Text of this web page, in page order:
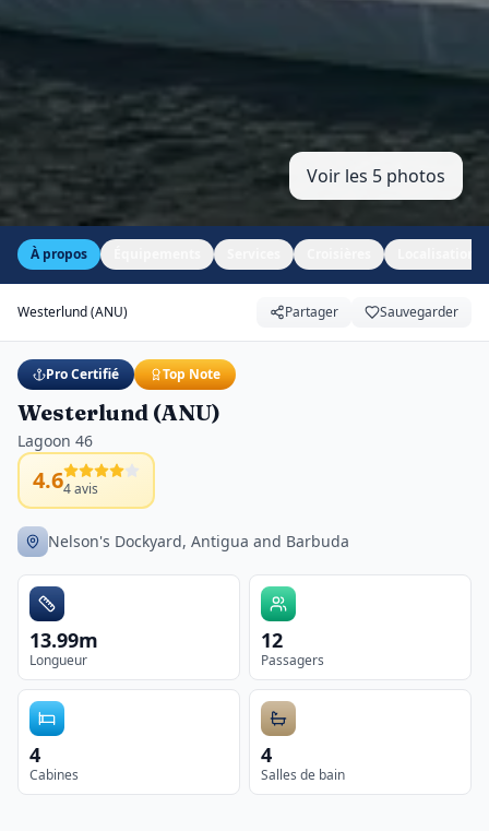
Voir les 5 photos
À propos
Westerlund (ANU) Partager Sauvegarder
Pro Certifié Top Note
Westerlund (ANU)
Lagoon 46
4.64avis
Nelson's Dockyard, Antigua and Barbuda
13.99m
Longueur
12
Passagers
4
Cabines
4
Salles de bain